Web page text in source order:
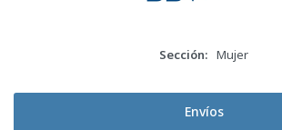
Sección Mujer
Envíos